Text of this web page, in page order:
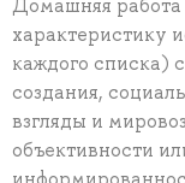
характеристику
каждого списка)
создания,
взгляды и
объективности